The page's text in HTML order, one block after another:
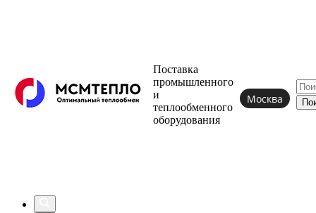
Поставка
промышленного
и
теплообменного
оборудования
Москва